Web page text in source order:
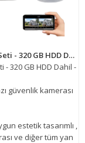
Arna 4 Ev İçi Kameralı 5 MP FULL HD Güvenlik Seti - 320 GB HDD Dahil -ST-543201
- 320 GB HDD Dahil -
güvenlik kamerası
estetik tasarımlı ,
ve diğer tüm yan